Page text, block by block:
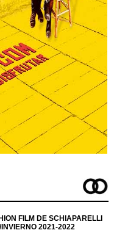
FILM DE SCHIAPARELLI
2021-2022